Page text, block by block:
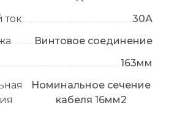
30А
Винтовое соединение
163мм
Номинальное сечение
кабеля 16мм2